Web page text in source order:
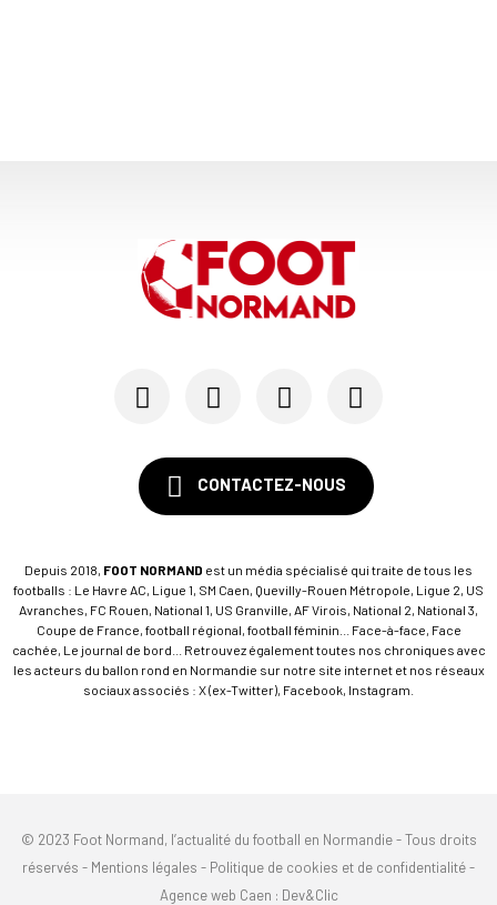
CONTACTEZ-NOUS
Depuis 2018, FOOT NORMAND est un média spécialisé qui traite de tous les
footballs : Le Havre AC, Ligue 1, SM Caen, Quevilly-Rouen Métropole, Ligue 2, US
Avranches, FC Rouen, National 1, US Granville, AF Virois, National 2, National 3,
Coupe de France, football régional, football féminin... Face-à-face, Face
cachée, Le journal de bord... Retrouvez également toutes nos chroniques avec
les acteurs du ballon rond en Normandie sur notre site internet et nos réseaux
sociaux associés : X (ex-Twitter), Facebook, Instagram.
© 2023 Foot Normand, l’actualité du football en Normandie - Tous droits
réservés - Mentions légales - Politique de cookies et de confidentialité-
Agence web Caen : Dev&Clic